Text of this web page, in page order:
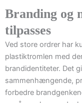
Branding og
tilpasses
Ved store ordrer har
plastiktromlen med
brandidentiteter. Det
sammenhængende,
forbedre